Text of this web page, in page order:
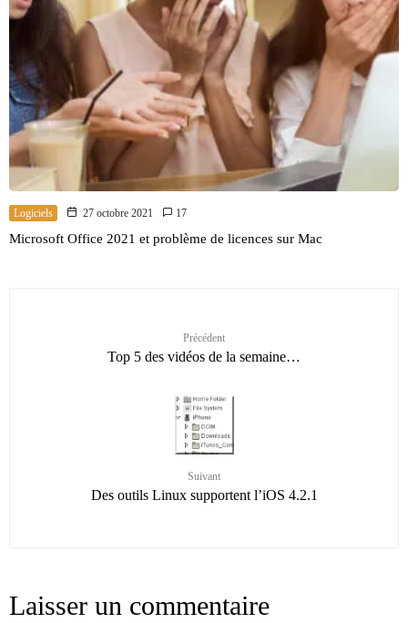
Logiciels 27 octobre 2021 17
Microsoft Office 2021 et problème de licences sur Mac
Précédent
Top 5 des vidéos de la semaine…
Suivant
Des outils Linux supportent l’iOS 4.2.1
Laisser un commentaire